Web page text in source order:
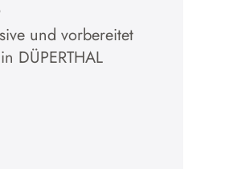
und vorbereitet
DÜPERTHAL